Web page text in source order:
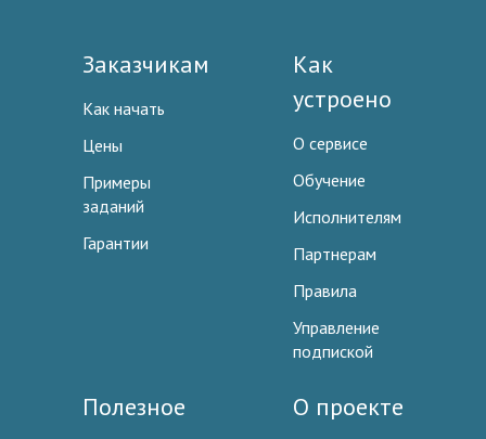
Заказчикам
Как начать
Цены
Примеры
заданий
Гарантии
Как
устроено
О сервисе
Обучение
Исполнителям
Партнерам
Правила
Управление
подпиской
Полезное О проекте